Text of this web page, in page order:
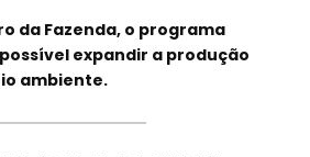
da Fazenda, o programa
expandir a produção
ambiente.